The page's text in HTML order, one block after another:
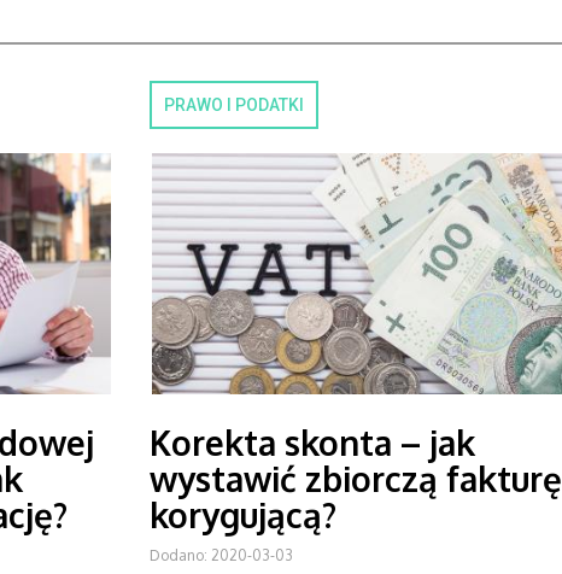
PRAWO I PODATKI
Korekta skonta – jak
wystawić zbiorczą fakturę
korygującą?
Dodano: 2020-03-03